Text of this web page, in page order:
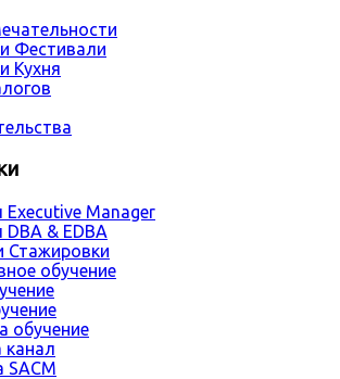
Фестивали
Кухня
Manager
& EDBA
Стажировки
обучение
обучение
SACM